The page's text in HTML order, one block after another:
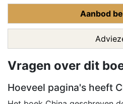
Aanbod
Vragen over dit
Hoeveel pagina's heeft